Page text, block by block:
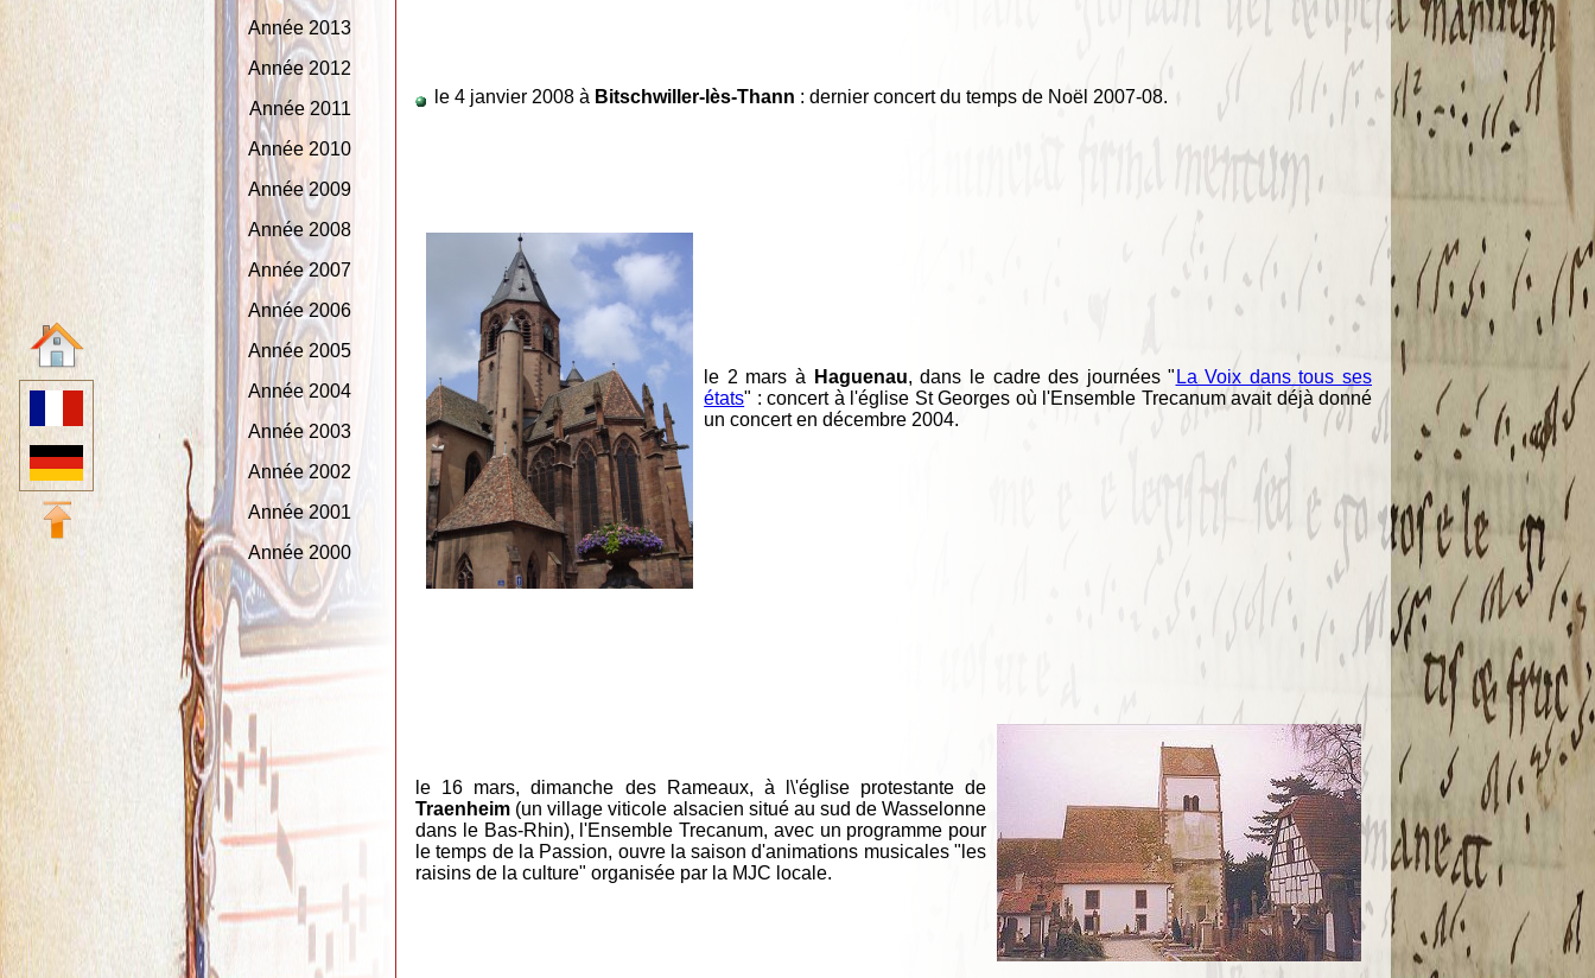
Année 2013
Année 2012
Année 2011
Année 2010
Année 2009
Année 2008
Année 2007
Année 2006
Année 2005
Année 2004
Année 2003
Année 2002
Année 2001
Année 2000
le 4 janvier 2008 à Bitschwiller-lès-Thann : dernier concert du temps de Noël 2007-08.
le 2 mars à Haguenau, dans le cadre des journées " La Voix dans tous ses
états" : concert à l'église St Georges où l'Ensemble Trecanum avait déjà donné
un concert en décembre 2004.
le 16 mars, dimanche des Rameaux, à l\'église protestante de
Traenheim (un village viticole alsacien situé au sud de Wasselonne
dans le Bas-Rhin), l'Ensemble Trecanum, avec un programme pour
le temps de la Passion, ouvre la saison d'animations musicales "les
raisins de la culture" organisée par la MJC locale.